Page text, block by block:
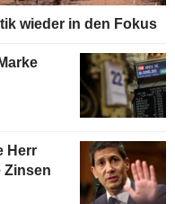
wieder in den Fokus
Herr
Zinsen